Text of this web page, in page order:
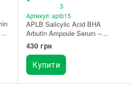
3
Артикул: aplb15
APLB Salicylic Acid BHA
Arbutin Ampoule Serum –
сироватка для проблемної та
чутливої шкіри 40 мл
430 грн
Купити